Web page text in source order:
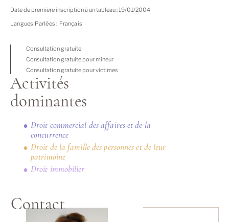
Date de première inscription à un tableau : 19/01/2004
Langues Parlées : Français
Consultation gratuite
Consultation gratuite pour mineur
Consultation gratuite pour victimes
Activités
dominantes
Droit commercial des affaires et de la
concurrence
Droit de la famille des personnes et de leur
patrimoine
Droit immobilier
Contact